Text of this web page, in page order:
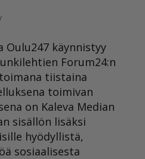
/
Oulu247 käynnistyy
Forum24:n
tiistaina
toimivan
on Kaleva Median
sisällön lisäksi
hyödyllistä,
sosiaalisesta